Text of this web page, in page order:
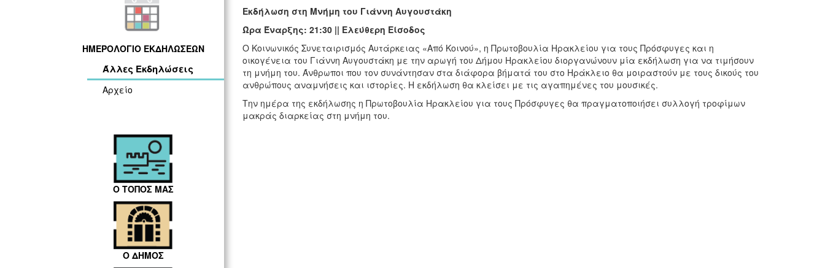
ΗΜΕΡΟΛΟΓΙΟ ΕΚΔΗΛΩΣΕΩΝ
Άλλες Εκδηλώσεις
Αρχείο
Ο ΤΟΠΟΣ ΜΑΣ
Ο ΔΗΜΟΣ
Εκδήλωση στη Μνήμη του Γιάννη Αυγουστάκη
Ώρα Έναρξης: 21:30 || Ελεύθερη Είσοδος
Ο Κοινωνικός Συνεταιρισμός Αυτάρκειας «Από Κοινού», η Πρωτοβουλία Ηρακλείου για τους Πρόσφυγες και η
οικογένεια του Γιάννη Αυγουστάκη με την αρωγή του Δήμου Ηρακλείου διοργανώνουν μία εκδήλωση για να τιμήσουν
τη μνήμη του. Άνθρωποι που τον συνάντησαν στα διάφορα βήματά του στο Ηράκλειο θα μοιραστούν με τους δικούς του
ανθρώπους αναμνήσεις και ιστορίες. Η εκδήλωση θα κλείσει με τις αγαπημένες του μουσικές.
Την ημέρα της εκδήλωσης η Πρωτοβουλία Ηρακλείου για τους Πρόσφυγες θα πραγματοποιήσει συλλογή τροφίμων
μακράς διαρκείας στη μνήμη του.